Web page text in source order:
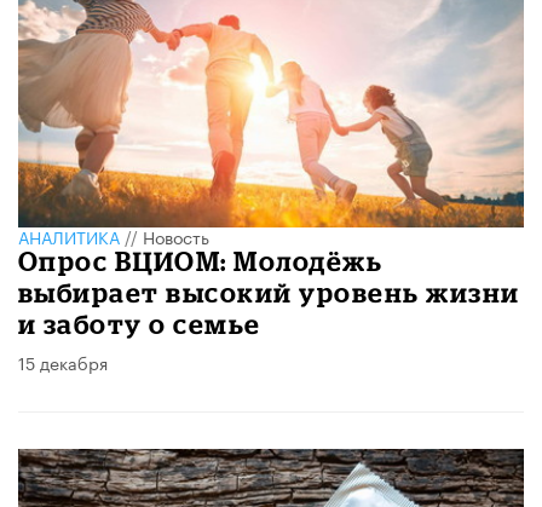
АНАЛИТИКА//Новость
Опрос ВЦИОМ: Молодёжь
выбирает высокий уровень жизни
и заботу о семье
15 декабря